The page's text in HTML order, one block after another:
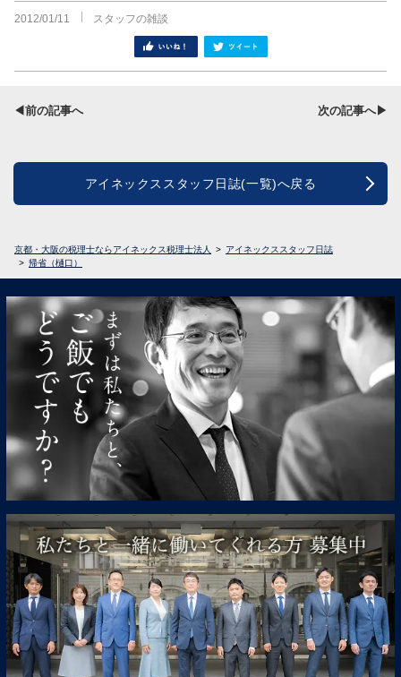
2012/01/11
スタッフの雑談
シェア
◀前の記事へ 次の記事へ▶
アイネックススタッフ日誌(一覧)へ戻る
京都・大阪の税理士ならアイネックス税理士法人
アイネックススタッフ日誌
帰省（樋口）